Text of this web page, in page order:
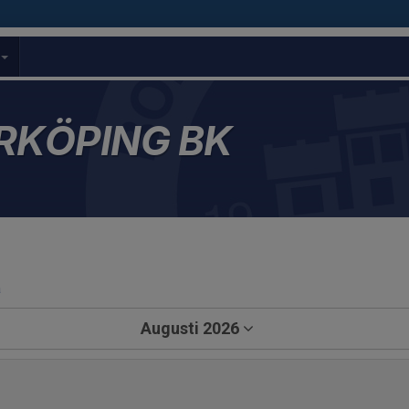
BK
Augusti 2026